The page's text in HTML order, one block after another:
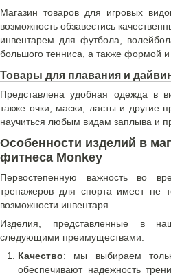
Магазин товаров для игровых
возможность обзавестись
инвентарем для футбола,
большого тенниса, а также формой и
Товары для плавания и
Представлена удобная одежда в
также очки, маски, ласты и другие
научиться любым видам заплыва и
Особенности изделий в
фитнеса Monkey
Первостепенную важность во
тренажеров для спорта имеет не
возможности инвентаря.
Изделия, представленные в
следующими преимуществами:
Качество: мы выбираем
обеспечивают надежность